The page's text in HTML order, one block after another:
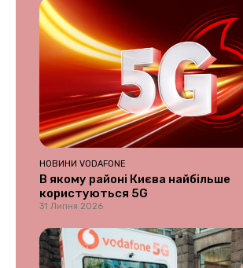
НОВИНИ VODAFONE
В якому районі Києва найбільше
користуються 5G
31 Липня 2026